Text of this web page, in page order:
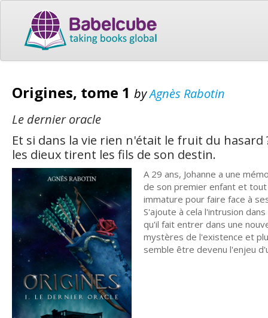
Origines, tome 1 byAgnès Rabotin
Le dernier oracle
Et si dans la vie rien n'était le fruit du
les dieux tirent les fils de son destin.
A 29 ans, Johanne a une
de son premier enfant et
immature pour faire face à
S'ajoute à cela l'intrusion
qu'il fait entrer dans une
mystères de l'existence et
semble être devenu l'enjeu